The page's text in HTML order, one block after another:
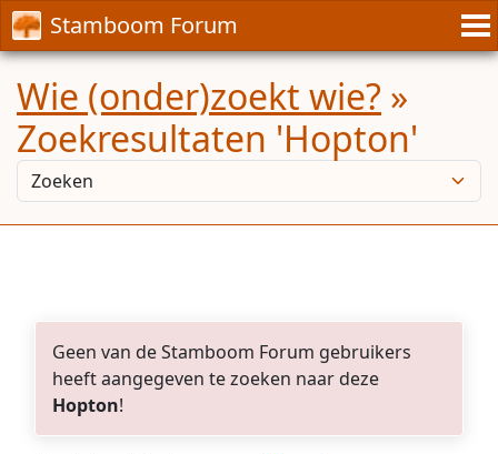
Stamboom Forum
Wie (onder)zoekt wie? »
Zoekresultaten 'Hopton'
Geen van de Stamboom Forum gebruikers
heeft aangegeven te zoeken naar deze
Hopton!